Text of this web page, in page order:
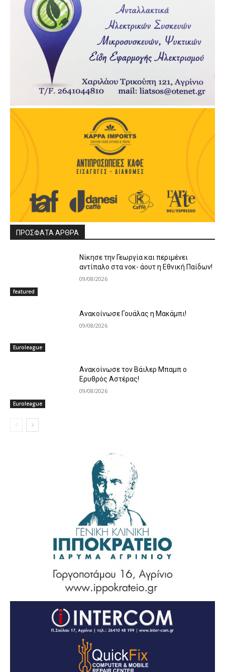
ΠΡΟΣΦΑΤΑ ΑΡΘΡΑ
featured
Νίκησε την Γεωργία και περιμένει
αντίπαλο στα νοκ- άουτ η Εθνική Παίδων!
09/08/2026
Euroleague
Ανακοίνωσε Γουάλας η Μακάμπι!
09/08/2026
Euroleague
Ανακοίνωσε τον Βάιλερ Μπαμπ ο
Ερυθρός Αστέρας!
09/08/2026